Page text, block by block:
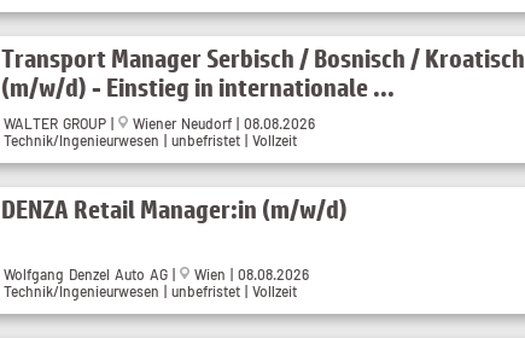
Transport Manager Serbisch / Bosnisch / Kroatisch
(m/w/d) - Einstieg in internationale ...
WALTER GROUP |
Wiener Neudorf | 08.08.2026
Technik/Ingenieurwesen | unbefristet | Vollzeit
DENZA Retail Manager:in (m/w/d)
Wolfgang Denzel Auto AG |
Wien | 08.08.2026
Technik/Ingenieurwesen | unbefristet | Vollzeit